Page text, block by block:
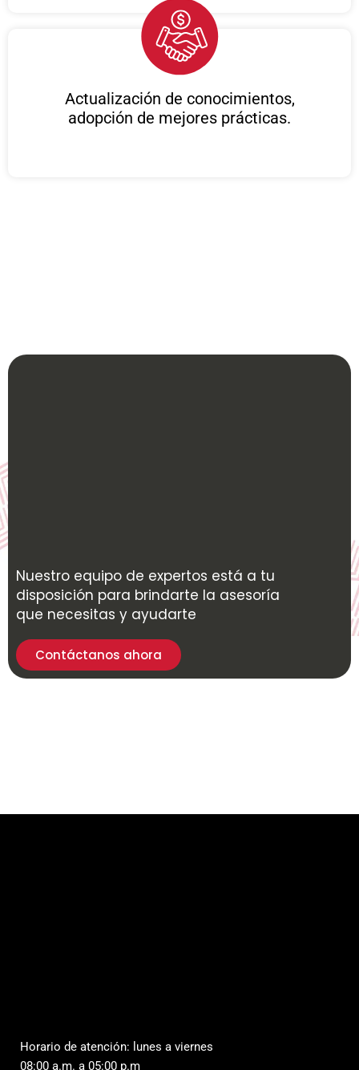
Actualización de conocimientos,
adopción de mejores prácticas.
Nuestro equipo de expertos está a tu
disposición para brindarte la asesoría
que necesitas y ayudarte
Contáctanos ahora
Horario de atención: lunes a viernes
08:00 a.m. a 05:00 p.m